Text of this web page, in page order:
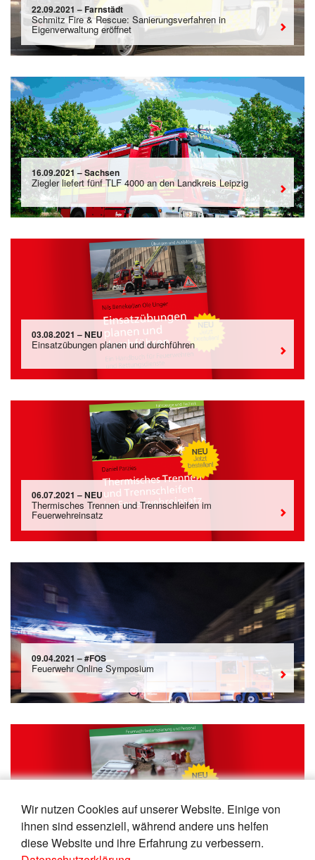
Wir nutzen Cookies auf unserer Website. Einige von
ihnen sind essenziell, während andere uns helfen
diese Website und ihre Erfahrung zu verbessern.
22.09.2021 – Farnstädt
Schmitz Fire & Rescue: Sanierungsverfahren in
Eigenverwaltung eröffnet
16.09.2021 – Sachsen
Ziegler liefert fünf TLF 4000 an den Landkreis Leipzig
03.08.2021 – NEU
Einsatzübungen planen und durchführen
06.07.2021 – NEU
Thermisches Trennen und Trennschleifen im
Feuerwehreinsatz
09.04.2021 – #FOS
Feuerwehr Online Symposium
11.03.2021 – NEU!!!
Feuerwehrbedarfsplanung